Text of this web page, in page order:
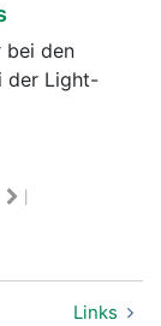
bei den
der Light-
Links